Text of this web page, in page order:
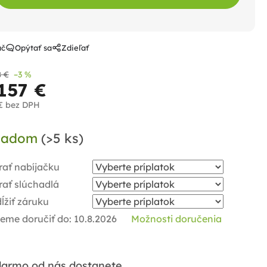
€ –3 %
€
bez DPH
(>5 ks)
nabíjačku
slúchadlá
záruku
doručiť do: 10.8.2026 Možnosti doručenia
Opýtať sa Zdieľať